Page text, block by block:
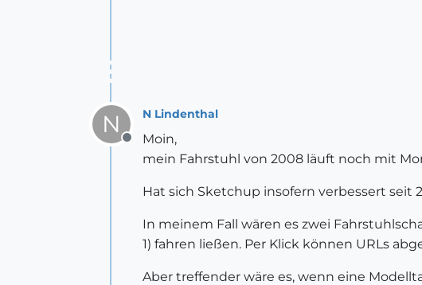
N
Offline
N Lindenthal
Moin,
mein Fahrstuhl von 2008 läuft noch mit
Hat sich Sketchup insofern verbessert
In meinem Fall wären es zwei
1) fahren ließen. Per Klick können URLs
Aber treffender wäre es, wenn eine